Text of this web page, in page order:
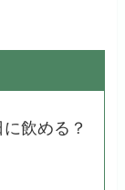
飲める？